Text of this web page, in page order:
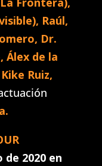
Raúl,
Dr.
Álex de la
Ruiz,
de 2020 en